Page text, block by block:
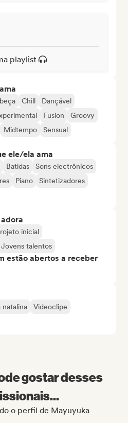
playlist
Chill
Dançável
Fusion
Groovy
Midtempo Sensual
ele/ela ama
Batidas
Sons electrônicos
Piano
Sintetizadores
inicial
Jovens talentos
estão abertos a receber
natalina
Videoclipe
gostar desses
o perfil de Mayuyuka